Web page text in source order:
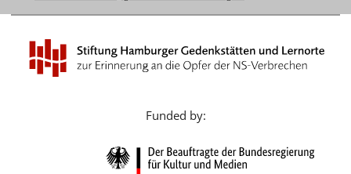
Dansk
Español
Italiano
Nederlands
Funded by: